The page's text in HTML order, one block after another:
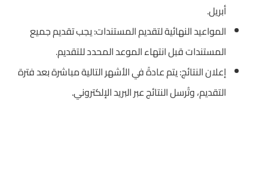
أبريل.
المواعيد النهائية لتقديم المستندات: يجب تقديم جميع
المستندات قبل انتهاء الموعد المحدد للتقديم.
إعلان النتائج: يتم عادةً في الأشهر التالية مباشرة بعد فترة
التقديم، وتُرسل النتائج عبر البريد الإلكتروني.